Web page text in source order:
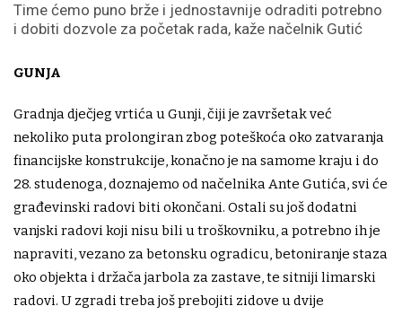
Time ćemo puno brže i jednostavnije odraditi potrebno
i dobiti dozvole za početak rada, kaže načelnik Gutić
GUNJA
Gradnja dječjeg vrtića u Gunji, čiji je završetak već
nekoliko puta prolongiran zbog poteškoća oko zatvaranja
financijske konstrukcije, konačno je na samome kraju i do
28. studenoga, doznajemo od načelnika Ante Gutića, svi će
građevinski radovi biti okončani. Ostali su još dodatni
vanjski radovi koji nisu bili u troškovniku, a potrebno ih je
napraviti, vezano za betonsku ogradicu, betoniranje staza
oko objekta i držača jarbola za zastave, te sitniji limarski
radovi. U zgradi treba još prebojiti zidove u dvije